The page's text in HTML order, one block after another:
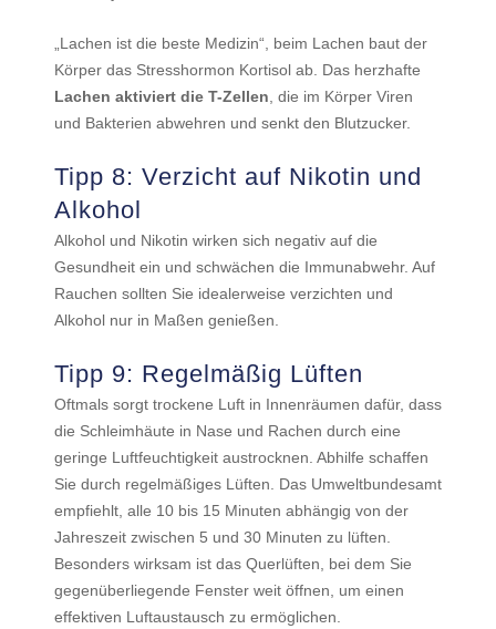
„Lachen ist die beste Medizin“, beim Lachen baut der
Körper das Stresshormon Kortisol ab. Das herzhafte
Lachen aktiviert die T-Zellen , die im Körper Viren
und Bakterien abwehren und senkt den Blutzucker.
Tipp 8: Verzicht auf Nikotin und
Alkohol
Alkohol und Nikotin wirken sich negativ auf die
Gesundheit ein und schwächen die Immunabwehr. Auf
Rauchen sollten Sie idealerweise verzichten und
Alkohol nur in Maßen genießen.
Tipp 9: Regelmäßig Lüften
Oftmals sorgt trockene Luft in Innenräumen dafür, dass
die Schleimhäute in Nase und Rachen durch eine
geringe Luftfeuchtigkeit austrocknen. Abhilfe schaffen
Sie durch regelmäßiges Lüften. Das Umweltbundesamt
empfiehlt, alle 10 bis 15 Minuten abhängig von der
Jahreszeit zwischen 5 und 30 Minuten zu lüften.
Besonders wirksam ist das Querlüften, bei dem Sie
gegenüberliegende Fenster weit öffnen, um einen
effektiven Luftaustausch zu ermöglichen.